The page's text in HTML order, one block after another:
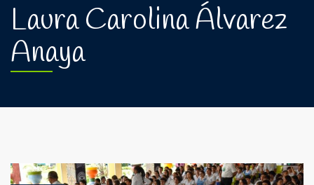
Laura Carolina Álvarez
Anaya